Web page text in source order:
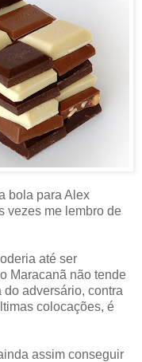
bola para Alex
vezes me lembro de
até ser
Maracanã não tende
do adversário, contra
colocações, é
assim conseguir